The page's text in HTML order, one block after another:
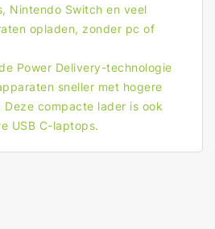
Nintendo Switch en veel
opladen, zonder pc of
Power Delivery-technologie
sneller met hogere
Deze compacte lader is ook
USB C-laptops.